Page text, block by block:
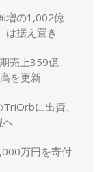
増の1,002億
は据え置き
売上359億
を更新
に出資、
へ
万円を寄付